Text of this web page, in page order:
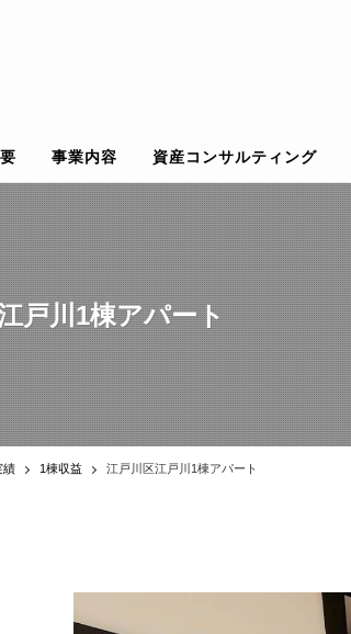
事業内容 資産コンサルティング
戸川1棟アパート
績 1棟収益 江戸川区江戸川1棟アパート